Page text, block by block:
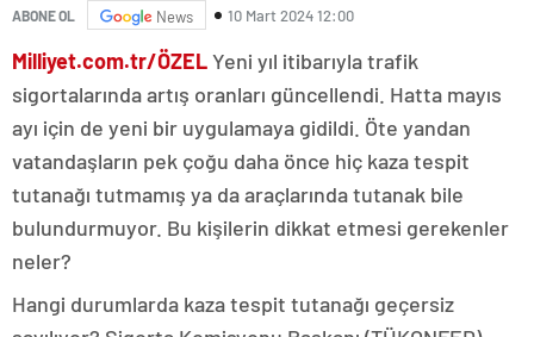
ABONE OL News 10 Mart 2024 12:00
Milliyet.com.tr/ÖZELYeni yıl itibarıyla trafik
sigortalarında artış oranları güncellendi. Hatta mayıs
ayı için de yeni bir uygulamaya gidildi. Öte yandan
vatandaşların pek çoğu daha önce hiç kaza tespit
tutanağı tutmamış ya da araçlarında tutanak bile
bulundurmuyor. Bu kişilerin dikkat etmesi gerekenler
neler?
Hangi durumlarda kaza tespit tutanağı geçersiz